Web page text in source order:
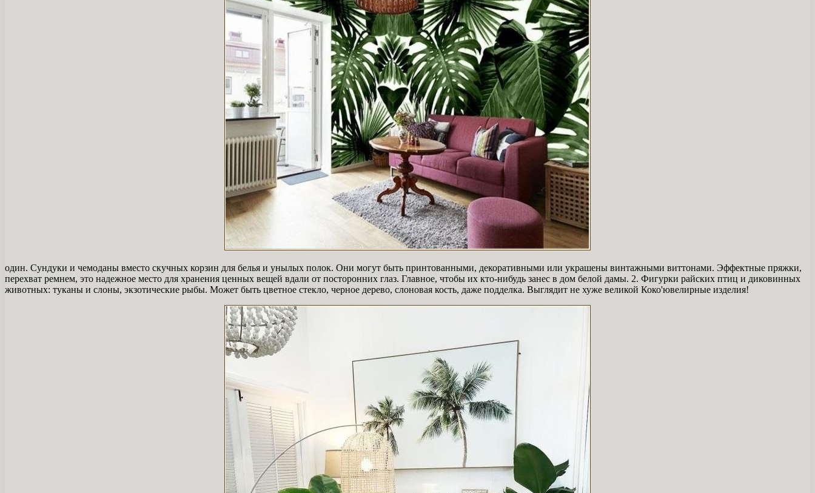
один. Сундуки и чемоданы вместо скучных корзин для белья и унылых полок. Они могут быть принтованными, декоративными или украшены винтажными виттонами. Эффектные пряжки,
перехват ремнем, это надежное место для хранения ценных вещей вдали от посторонних глаз. Главное, чтобы их кто-нибудь занес в дом белой дамы. 2. Фигурки райских птиц и диковинных
животных: туканы и слоны, экзотические рыбы. Может быть цветное стекло, черное дерево, слоновая кость, даже подделка. Выглядит не хуже великой Коко'ювелирные изделия!